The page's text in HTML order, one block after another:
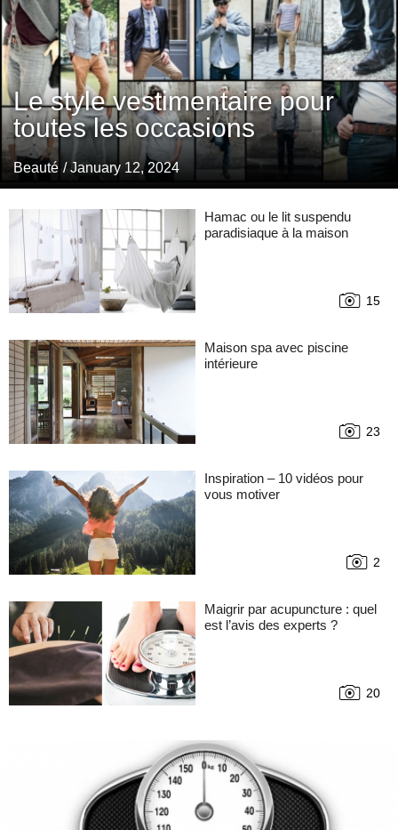
Le style vestimentaire pour
toutes les occasions
Beauté / January 12, 2024
Hamac ou le lit suspendu
paradisiaque à la maison
15
Maison spa avec piscine
intérieure
23
Inspiration – 10 vidéos pour
vous motiver
2
Maigrir par acupuncture : quel
est l’avis des experts ?
20